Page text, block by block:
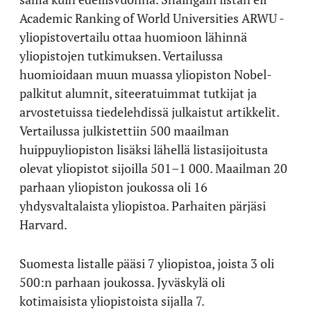
Academic Ranking of World Universities ARWU -
yliopistovertailu ottaa huomioon lähinnä
yliopistojen tutkimuksen. Vertailussa
huomioidaan muun muassa yliopiston Nobel-
palkitut alumnit, siteeratuimmat tutkijat ja
arvostetuissa tiedelehdissä julkaistut artikkelit.
Vertailussa julkistettiin 500 maailman
huippuyliopiston lisäksi lähellä listasijoitusta
olevat yliopistot sijoilla 501–1 000. Maailman 20
parhaan yliopiston joukossa oli 16
yhdysvaltalaista yliopistoa. Parhaiten pärjäsi
Harvard.
Suomesta listalle pääsi 7 yliopistoa, joista 3 oli
500:n parhaan joukossa. Jyväskylä oli
kotimaisista yliopistoista sijalla 7.